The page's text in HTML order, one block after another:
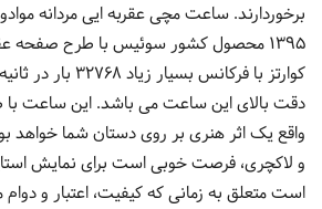
1395 محصول کشور سوئیس با طرح صفحه
کوارتز با فرکانس
دقت بالای این ساعت می باشد. این ساعت با
واقع یک اثر هنری بر روی دستان شما
و لاکچری، فرصت خوبی است برای نمایش
است متعلق به زمانی که کیفیت، اعتبار و دوام